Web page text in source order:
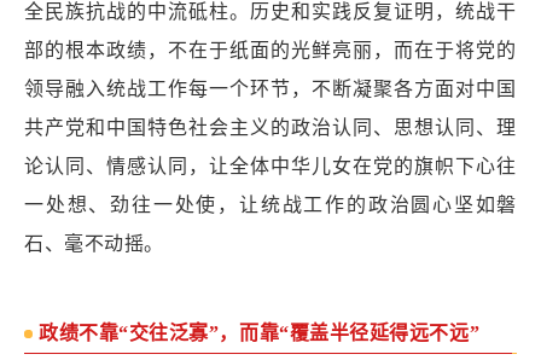
全民族抗战的中流砥柱。历史和实践反复证明，统战干
部的根本政绩，不在于纸面的光鲜亮丽，而在于将党的
领导融入统战工作每一个环节，不断凝聚各方面对中国
共产党和中国特色社会主义的政治认同、思想认同、理
论认同、情感认同，让全体中华儿女在党的旗帜下心往
一处想、劲往一处使，让统战工作的政治圆心坚如磐
石、毫不动摇。
政绩不靠“交往泛寡”，而靠“覆盖半径延得远不远”